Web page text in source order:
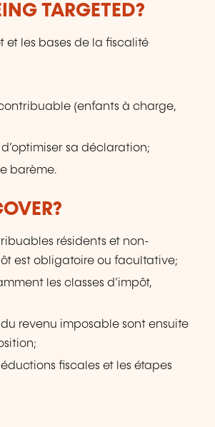
TARGETED?
les bases de la fiscalité
(enfants à charge,
sa déclaration;
barème.
résidents et non-
est obligatoire ou facultative;
les classes d’impôt,
revenu imposable sont ensuite
fiscales et les étapes